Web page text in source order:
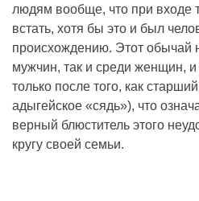
людям вообще, что при входе
встать, хотя бы это и был
происхождению. Этот обычай
мужчин, так и среди женщин, и
только после того, как
адыгейское «сядь»), что
верный блюститель этого
кругу своей семьи.